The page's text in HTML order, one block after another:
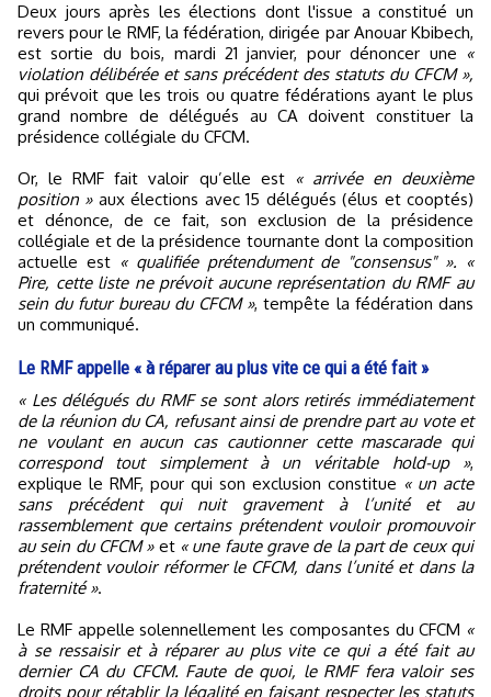
Deux jours après les élections dont l'issue a constitué un
revers pour le RMF, la fédération, dirigée par Anouar Kbibech,
est sortie du bois, mardi 21 janvier, pour dénoncer une «
violation délibérée et sans précédent des statuts du CFCM »,
qui prévoit que les trois ou quatre fédérations ayant le plus
grand nombre de délégués au CA doivent constituer la
présidence collégiale du CFCM.
Or, le RMF fait valoir qu’elle est « arrivée en deuxième
position »aux élections avec 15 délégués (élus et cooptés)
et dénonce, de ce fait, son exclusion de la présidence
collégiale et de la présidence tournante dont la composition
actuelle est « qualifiée prétendument de "consensus" ». «
Pire, cette liste ne prévoit aucune représentation du RMF au
sein du futur bureau du CFCM », tempête la fédération dans
un communiqué.
Le RMF appelle « à réparer au plus vite ce qui a été fait »
« Les délégués du RMF se sont alors retirés immédiatement
de la réunion du CA, refusant ainsi de prendre part au vote et
ne voulant en aucun cas cautionner cette mascarade qui
correspond tout simplement à un véritable hold-up »,
explique le RMF, pour qui son exclusion constitue « un acte
sans précédent qui nuit gravement à l’unité et au
rassemblement que certains prétendent vouloir promouvoir
au sein du CFCM »et « une faute grave de la part de ceux qui
prétendent vouloir réformer le CFCM, dans l’unité et dans la
fraternité ».
Le RMF appelle solennellement les composantes du CFCM «
à se ressaisir et à réparer au plus vite ce qui a été fait au
dernier CA du CFCM. Faute de quoi, le RMF fera valoir ses
droits pour rétablir la légalité en faisant respecter les statuts